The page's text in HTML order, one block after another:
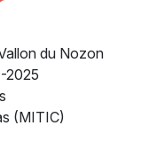
du Nozon
2025
(MITIC)